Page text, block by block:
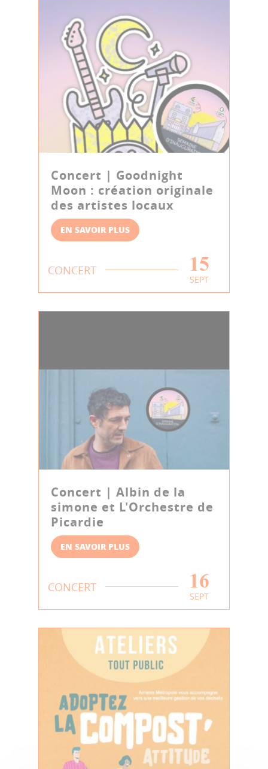
Concert | Goodnight
Moon : création originale
des artistes locaux
EN SAVOIR PLUS
CONCERT 15
SEPT
Concert | Albin de la
simone et L'Orchestre de
Picardie
EN SAVOIR PLUS
CONCERT 16
SEPT